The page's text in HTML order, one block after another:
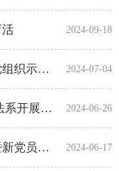
2024-09-18
外贸系党总支组织观看学习高校党组织示范微党课 2024-07-04
牢记入党誓词 坚定理想信念—文法系开展新党员入党宣誓活动 2024-06-26
外贸系党总支召开师生党员大会暨新党员宣誓仪式 2024-06-17